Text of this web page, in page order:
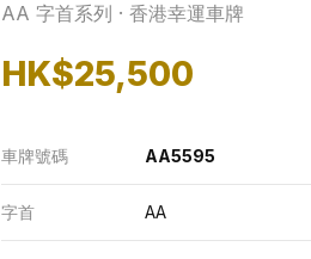
AA 字首系列 · 香港幸運車牌
HK$25,500
車牌號碼 AA5595
字首 AA